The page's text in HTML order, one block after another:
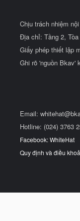
Chịu trách nhiệm
Địa chỉ: Tầng 2,
Giấy phép thiết lập
Ghi rõ 'nguồn Bkav'
Email:
Hotline: (024) 3763
Facebook: WhiteHat
Quy định và điều